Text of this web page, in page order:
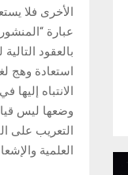
الأخرى فلا
عبارة
استعادة وهج
الانتباه
وضعها ليس
التعريب على
العلمية